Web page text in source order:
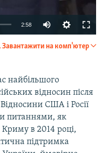
2:58
Завантажити на комп'ютер
найбільшого
відносин після
США і Росії
питаннями, як
Криму в 2014 році,
підтримка